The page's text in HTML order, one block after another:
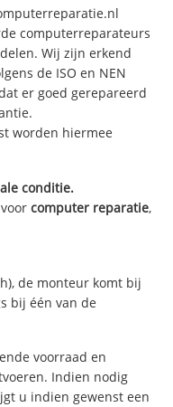
computerreparateurs
Wij zijn erkend
de ISO en NEN
er goed gerepareerd
worden hiermee
conditie.
computer reparatie,
de monteur komt bij
bij één van de
voorraad en
Indien nodig
u indien gewenst een